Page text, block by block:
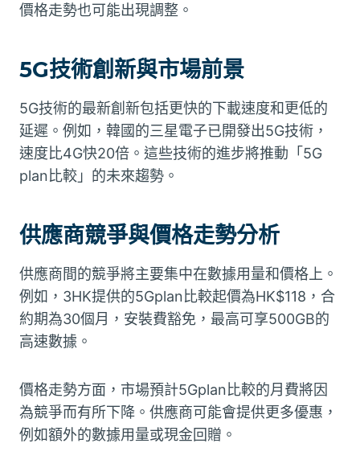
價格走勢也可能出現調整。
5G技術創新與市場前景
5G技術的最新創新包括更快的下載速度和更低的
延遲。例如，韓國的三星電子已開發出5G技術，
速度比4G快20倍。這些技術的進步將推動「5G
plan比較」的未來趨勢。
供應商競爭與價格走勢分析
供應商間的競爭將主要集中在數據用量和價格上。
例如，3HK提供的5Gplan比較起價為HK$118，合
約期為30個月，安裝費豁免，最高可享500GB的
高速數據。
價格走勢方面，市場預計5Gplan比較的月費將因
為競爭而有所下降。供應商可能會提供更多優惠，
例如額外的數據用量或現金回贈。